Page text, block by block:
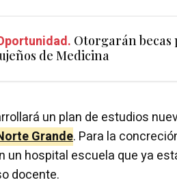
Otorgarán becas
de Medicina
un plan de estudios
Grande. Para la
un hospital escuela que ya
docente.